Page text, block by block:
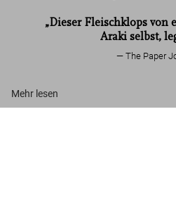
„Dieser Fleischklops von
Araki selbst,
The Paper
Mehr lesen